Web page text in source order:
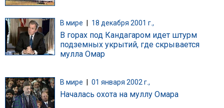
В мире | 18 декабря 2001 г.,
В горах под Кандагаром идет штурм
подземных укрытий, где скрывается
мулла Омар
В мире 01 января 2002 г.,
Началась охота на муллу Омара